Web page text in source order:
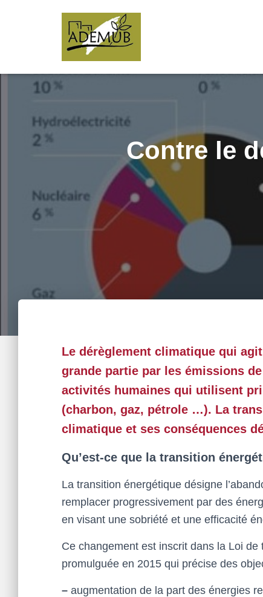
Contre le
Le dérèglement climatique qui
grande partie par les émissions
activités humaines qui utilisent
(charbon, gaz, pétrole …). La
climatique et ses conséquences
Qu’est-ce que la transition
La transition énergétique désigne
remplacer progressivement par des
en visant une sobriété et une efficacité
Ce changement est inscrit dans la Loi
promulguée en 2015 qui précise des
– augmentation de la part des énergies